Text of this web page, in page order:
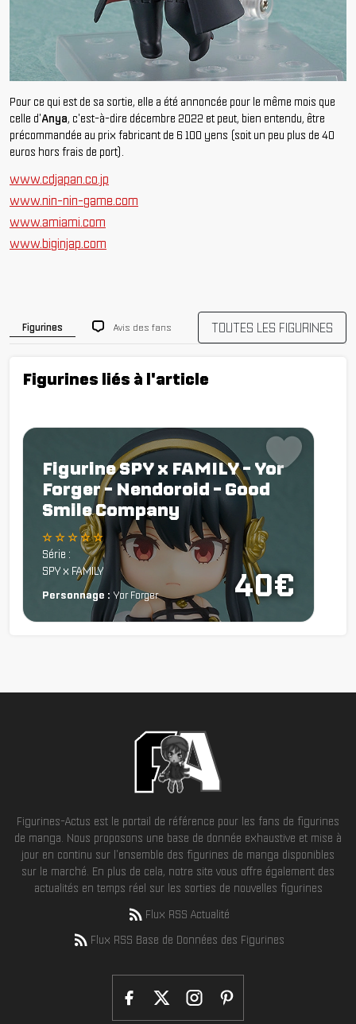
Pour ce qui est de sa sortie, elle a été annoncée pour le même mois que
celle d'Anya, c'est-à-dire décembre 2022 et peut, bien entendu, être
précommandée au prix fabricant de 6 100 yens (soit un peu plus de 40
euros hors frais de port) .
www.cdjapan.co.jp
www.nin-nin-game.com
www.amiami.com
www.biginjap.com
Figurines Avis des fans TOUTES LES FIGURINES
Figurines liés à l'article
40€
Figurine SPY x FAMILY - Yor
Forger - Nendoroid - Good
Smile Company
☆ ☆ ☆ ☆ ☆
Série :
SPY x FAMILY
Personnage : Yor Forger
Figurines-Actus est le portail de référence pour les fans de figurines
de manga. Nous proposons une base de donnée exhaustive et mise à
jour en continu sur l'ensemble des figurines de manga disponibles
sur le marché. En plus de cela, notre site vous offre également des
actualités en temps réel sur les sorties de nouvelles figurines
Flux RSS Actualité
Flux RSS Base de Données des Figurines